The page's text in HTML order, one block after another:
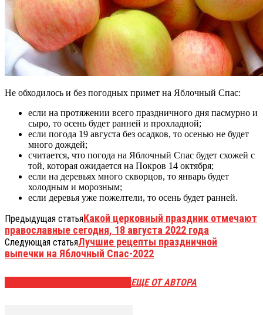
Не обходилось и без погодных примет на Яблочный Спас:
если на протяжении всего праздничного дня пасмурно и
сыро, то осень будет ранней и прохладной;
если погода 19 августа без осадков, то осенью не будет
много дождей;
считается, что погода на Яблочный Спас будет схожей с
той, которая ожидается на Покров 14 октября;
если на деревьях много скворцов, то январь будет
холодным и морозным;
если деревья уже пожелтели, то осень будет ранней.
Предыдущая статьяКакой церковный праздник отмечают
православные сегодня, 18 августа 2022 года
Следующая статьяЛучшие рецепты праздничной
выпечки на Яблочный Спас-2022
ЕЩЕ ОТ АВТОРА